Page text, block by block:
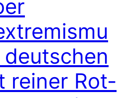
reiner Rot-